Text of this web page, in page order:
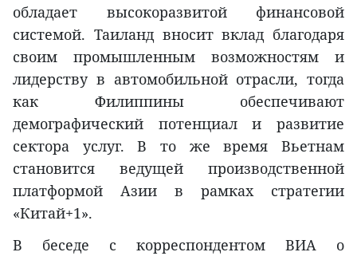
обладает высокоразвитой финансовой
системой. Таиланд вносит вклад благодаря
своим промышленным возможностям и
лидерству в автомобильной отрасли, тогда
как Филиппины обеспечивают
демографический потенциал и развитие
сектора услуг. В то же время Вьетнам
становится ведущей производственной
платформой Азии в рамках стратегии
«Китай+1».
В беседе с корреспондентом ВИА о